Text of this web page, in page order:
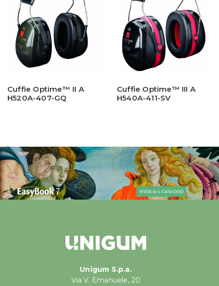
Cuffie Optime™ II A
H520A-407-GQ
Cuffie Optime™ III A
H540A-411-SV
Unigum S.p.a.
Via V. Emanuele, 20